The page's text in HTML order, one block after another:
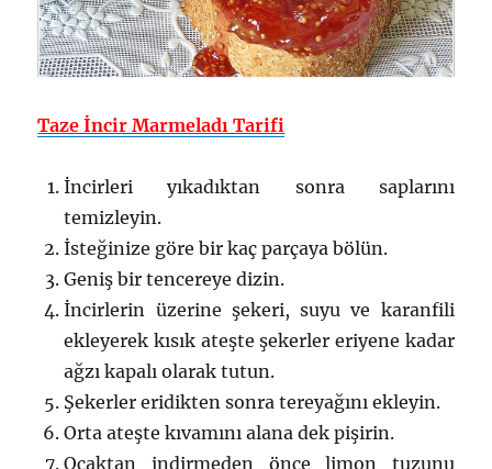
Taze İncir Marmeladı Tarifi
İncirleri yıkadıktan sonra saplarını
temizleyin.
İsteğinize göre bir kaç parçaya bölün.
Geniş bir tencereye dizin.
İncirlerin üzerine şekeri, suyu ve karanfili
ekleyerek kısık ateşte şekerler eriyene kadar
ağzı kapalı olarak tutun.
Şekerler eridikten sonra tereyağını ekleyin.
Orta ateşte kıvamını alana dek pişirin.
Ocaktan indirmeden önce limon tuzunu